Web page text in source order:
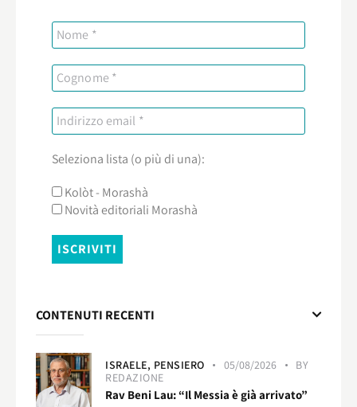
Seleziona lista (o più di una):
Kolòt - Morashà
Novità editoriali Morashà
CONTENUTI RECENTI
ISRAELE, PENSIERO 05/08/2026
BY
REDAZIONE
Rav Beni Lau: “Il Messia è già arrivato”